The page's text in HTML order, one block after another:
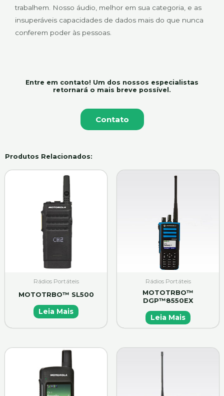
trabalhem. Nosso áudio, melhor em sua categoria, e as
insuperáveis capacidades de dados mais do que nunca
conferem poder às pessoas.
Entre em contato! Um dos nossos especialistas
retornará o mais breve possível.
Contato
Produtos Relacionados:
Rádios Portáteis
MOTOTRBO™ SL500
Leia Mais
Rádios Portáteis
MOTOTRBO™
DGP™8550EX
Leia Mais